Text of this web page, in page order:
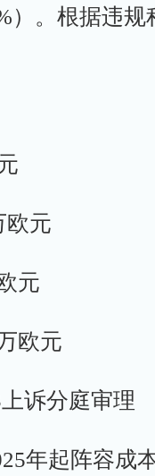
）。根据违
元
元
欧元
诉分庭审理
年起阵容成